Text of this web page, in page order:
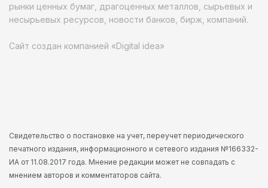
рынки ценных бумаг, драгоценных металлов, сырьевых и
несырьевых ресурсов, новости банков, бирж, компаний.
Сайт создан компанией «Digital idea»
Свидетельство о постановке на учет, переучет периодического
печатного издания, информационного и сетевого издания №166332-
ИА от 11.08.2017 года. Мнение редакции может не совпадать с
мнением авторов и комментаторов сайта.